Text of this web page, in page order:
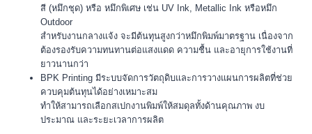
สี (หมึกชุด) หรือ หมึกพิเศษ เช่น UV Ink, Metallic Ink หรือหมึก
Outdoor
สำหรับงานกลางแจ้ง จะมีต้นทุนสูงกว่าหมึกพิมพ์มาตรฐาน เนื่องจาก
ต้องรองรับความทนทานต่อแสงแดด ความชื้น และอายุการใช้งานที่
ยาวนานกว่า
BPK Printing มีระบบจัดการวัตถุดิบและการวางแผนการผลิตที่ช่วย
ควบคุมต้นทุนได้อย่างเหมาะสม
ทำให้สามารถเลือกสเปกงานพิมพ์ให้สมดุลทั้งด้านคุณภาพ งบ
ประมาณ และระยะเวลาการผลิต